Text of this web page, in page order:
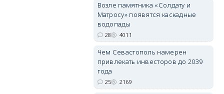
Возле памятника «Солдату и
Матросу» появятся каскадные
водопады
28 4011
Чем Севастополь намерен
привлекать инвесторов до 2039
года
25 2169